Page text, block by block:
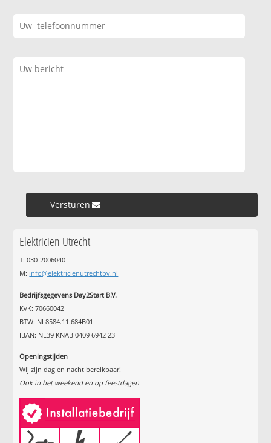
Versturen »
Elektricien Utrecht
T: 030-2006040
M: info@elektricienutrechtbv.nl
Bedrijfsgegevens Day2Start B.V.
KvK: 70660042
BTW: NL8584.11.684B01
IBAN: NL39 KNAB 0409 6942 23
Openingstijden
Wij zijn dag en nacht bereikbaar!
Ook in het weekend en op feestdagen